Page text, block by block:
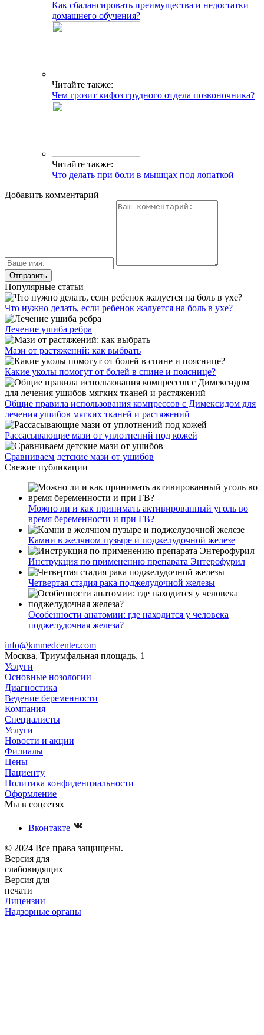
Как сбалансировать преимущества и недостатки
домашнего обучения?
Читайте также:
Чем грозит кифоз грудного отдела позвоночника?
Читайте также:
Что делать при боли в мышцах под лопаткой
Добавить комментарий
Популярные статьи
Что нужно делать, если ребенок жалуется на боль в ухе?
Лечение ушиба ребра
Мази от растяжений: как выбрать
Какие уколы помогут от болей в спине и пояснице?
Общие правила использования компрессов с Димексидом для
лечения ушибов мягких тканей и растяжений
Рассасывающие мази от уплотнений под кожей
Сравниваем детские мази от ушибов
Свежие публикации
Можно ли и как принимать активированный уголь во
время беременности и при ГВ?
Камни в желчном пузыре и поджелудочной железе
Инструкция по применению препарата Энтерофурил
Четвертая стадия рака поджелудочной железы
Особенности анатомии: где находится у человека
поджелудочная железа?
info@kmmedcenter.com
Москва, Триумфальная площадь, 1
Услуги
Основные нозологии
Диагностика
Ведение беременности
Компания
Специалисты
Услуги
Новости и акции
Филиалы
Цены
Пациенту
Политика конфиденциальности
Оформление
Мы в соцсетях
Вконтакте
© 2024 Все права защищены.
Версия для
слабовидящих
Версия для
печати
Лицензии
Надзорные органы